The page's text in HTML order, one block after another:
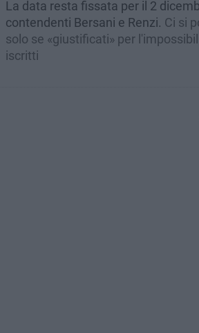
La data resta fissata per il 2
contendenti Bersani e Renzi. Ci si
solo se «giustificati» per
iscritti